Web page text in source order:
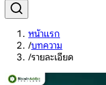
หน้าแรก
/บทความ
/รายละเอียด